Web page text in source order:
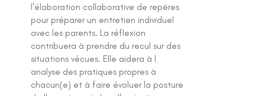
l'élaboration collaborative de repères
pour préparer un entretien individuel
avec les parents. La réflexion
contribuera à prendre du recul sur des
situations vécues. Elle aidera à l
analyse des pratiques propres à
chacun(e) et à faire évoluer la posture